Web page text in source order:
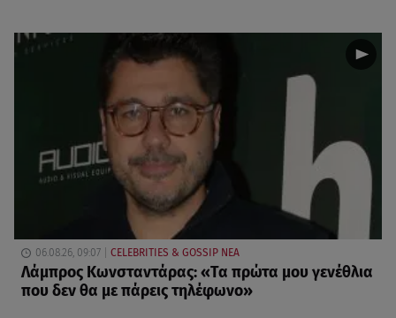
06.08.26, 09:07 CELEBRITIES & GOSSIP ΝΕΑ
Λάμπρος Κωνσταντάρας: «Τα πρώτα μου γενέθλια
που δεν θα με πάρεις τηλέφωνο»